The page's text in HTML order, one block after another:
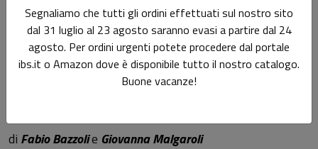
Cari genitori, benvenuti in biblioteca
Cari genitori, benvenuti in
biblioteca
Sottotitolo non presente
di Fabio Bazzolie Giovanna Malgaroli
Segnaliamo che tutti gli ordini effettuati sul nostro sito
dal 31 luglio al 23 agosto saranno evasi a partire dal 24
agosto. Per ordini urgenti potete procedere dal portale
ibs.it o Amazon dove è disponibile tutto il nostro catalogo.
Buone vacanze!